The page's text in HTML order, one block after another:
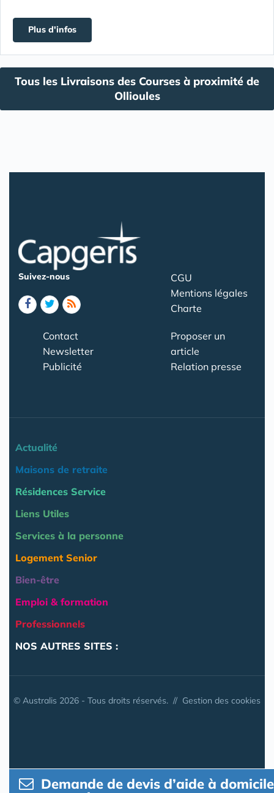
Plus d'infos
Tous les Livraisons des Courses à proximité de
Ollioules
Suivez-nous
CGU
Mentions légales
Charte
Contact
Newsletter
Publicité
Proposer un
article
Relation presse
Actualité
Maisons de retraite
Résidences Service
Liens Utiles
Services à la personne
Logement Senior
Bien-être
Emploi & formation
Professionnels
NOS AUTRES SITES :
© Australis 2026 - Tous droits réservés. // Gestion des cookies
Demande de devis d’aide à domicile